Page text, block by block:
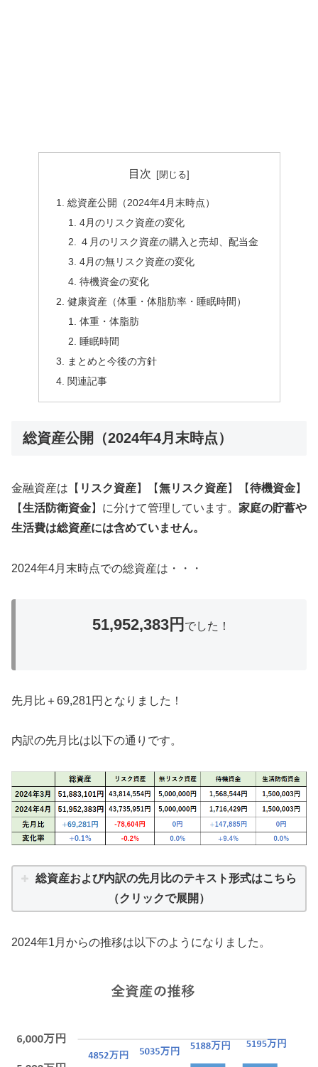
目次
総資産公開（2024年4月末時点）
4月のリスク資産の変化
４月のリスク資産の購入と売却、配当金
4月の無リスク資産の変化
待機資金の変化
健康資産（体重・体脂肪率・睡眠時間）
体重・体脂肪
睡眠時間
まとめと今後の方針
関連記事
総資産公開（2024年4月末時点）
金融資産は【 リスク資産】【無リスク資産】【待機資金】
【生活防衛資金】に分けて管理しています。 家庭の貯蓄や
生活費は総資産には含めていません。
2024年4月末時点での総資産は・・・
51,952,383円 でした！
先月比＋69,281円となりました！
内訳の先月比は以下の通りです。
総資産および内訳の先月比のテキスト形式はこちら
（クリックで展開）
2024年1月からの推移は以下のようになりました。